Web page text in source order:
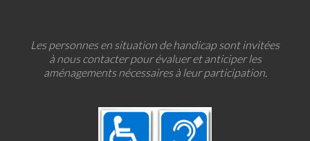
Les personnes en situation de handicap sont invitées
à nous contacter pour évaluer et anticiper les
aménagements nécessaires à leur participation.